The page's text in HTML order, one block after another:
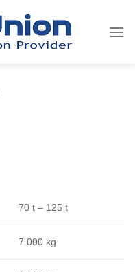
70 t – 125 t
7 000 kg